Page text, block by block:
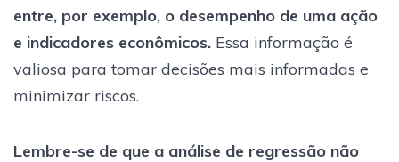
entre, por exemplo, o desempenho de uma ação
e indicadores econômicos. Essa informação é
valiosa para tomar decisões mais informadas e
minimizar riscos.
Lembre-se de que a análise de regressão não